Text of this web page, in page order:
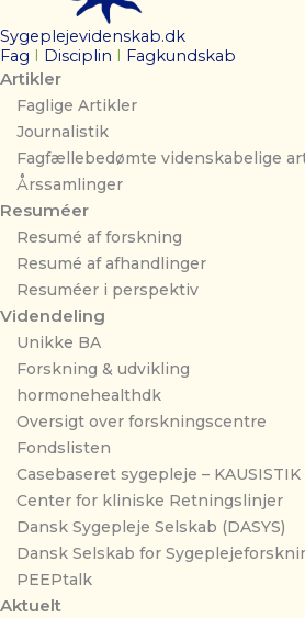
Sygeplejevidenskab.dk
Fag
Disciplin Fagkundskab
Artikler
Faglige Artikler
Journalistik
Fagfællebedømte videnskabelige
Årssamlinger
Resuméer
Resumé af forskning
Resumé af afhandlinger
Resuméer i perspektiv
Videndeling
Unikke BA
Forskning & udvikling
hormonehealthdk
Oversigt over forskningscentre
Fondslisten
Casebaseret sygepleje – KAUSISTIK
Center for kliniske Retningslinjer
Dansk Sygepleje Selskab (DASYS)
Dansk Selskab for
PEEPtalk
Aktuelt